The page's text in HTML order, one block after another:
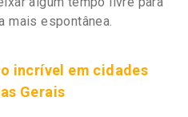
mais espontânea.
incrível em cidades
Gerais